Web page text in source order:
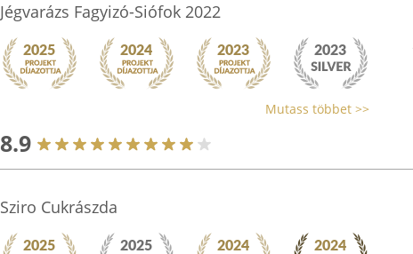
Jégvarázs Fagyizó-Siófok 2022
Mutass többet >>
8.9
Sziro Cukrászda